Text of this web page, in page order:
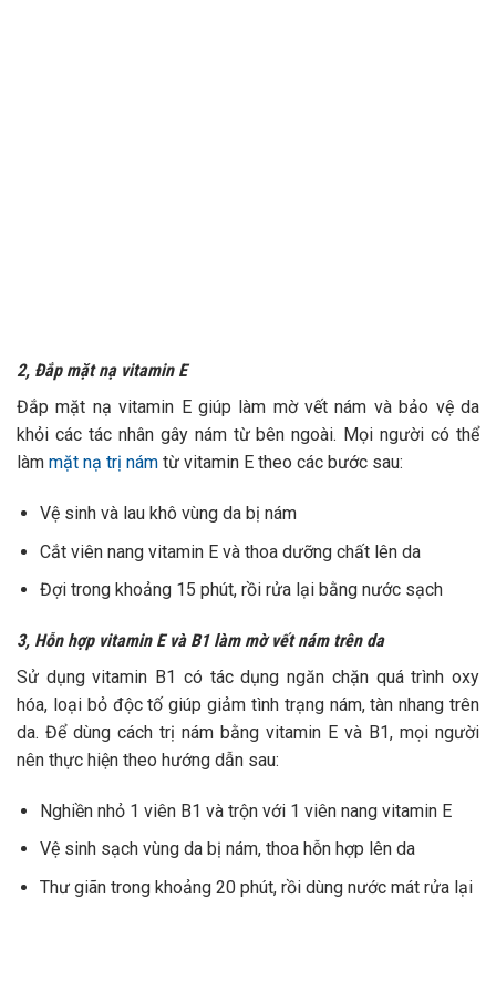
2, Đắp mặt nạ vitamin E
Đắp mặt nạ vitamin E giúp làm mờ vết nám và bảo vệ da
khỏi các tác nhân gây nám từ bên ngoài. Mọi người có thể
làm mặt nạ trị nám từ vitamin E theo các bước sau:
Vệ sinh và lau khô vùng da bị nám
Cắt viên nang vitamin E và thoa dưỡng chất lên da
Đợi trong khoảng 15 phút, rồi rửa lại bằng nước sạch
3, Hỗn hợp vitamin E và B1 làm mờ vết nám trên da
Sử dụng vitamin B1 có tác dụng ngăn chặn quá trình oxy
hóa, loại bỏ độc tố giúp giảm tình trạng nám, tàn nhang trên
da. Để dùng cách trị nám bằng vitamin E và B1, mọi người
nên thực hiện theo hướng dẫn sau:
Nghiền nhỏ 1 viên B1 và trộn với 1 viên nang vitamin E
Vệ sinh sạch vùng da bị nám, thoa hỗn hợp lên da
Thư giãn trong khoảng 20 phút, rồi dùng nước mát rửa lại